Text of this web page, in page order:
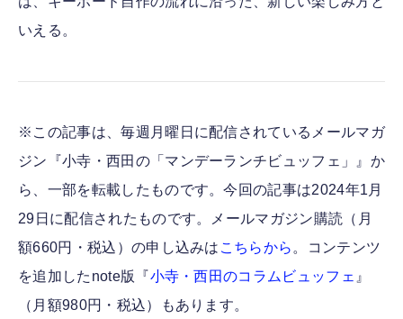
いえる。
※この記事は、毎週月曜日に配信されているメールマガ
ジン『小寺・西田の「マンデーランチビュッフェ」』か
ら、一部を転載したものです。今回の記事は2024年1月
29日に配信されたものです。メールマガジン購読（月
額660円・税込）の申し込みは こちらから 。コンテンツ
を追加したnote版『小寺・西田のコラムビュッフェ 』
（月額980円・税込）もあります。